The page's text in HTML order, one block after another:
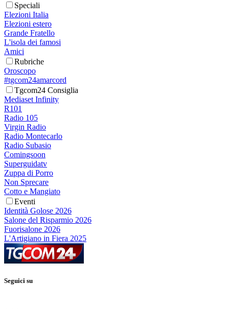
Speciali
Elezioni Italia
Elezioni estero
Grande Fratello
L'isola dei famosi
Amici
Rubriche
Oroscopo
#tgcom24amarcord
Tgcom24 Consiglia
Mediaset Infinity
R101
Radio 105
Virgin Radio
Radio Montecarlo
Radio Subasio
Comingsoon
Superguidatv
Zuppa di Porro
Non Sprecare
Cotto e Mangiato
Eventi
Identità Golose 2026
Salone del Risparmio 2026
Fuorisalone 2026
L'Artigiano in Fiera 2025
Seguici su